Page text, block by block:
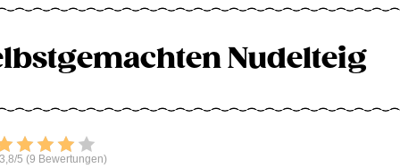
Nudelteig
Bewerten
5 (9 Bewertungen)